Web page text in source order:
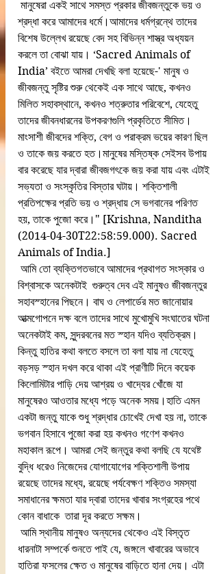
শ্রদ্ধা করে আমাদের ধর্মে।আমাদের ধর্মগ্রন্থে তাদের
বিশেষ উল্লেখ রয়েছে বেদ সহ বিভিন্ন শাস্ত্র অধ্যয়ন
করলে তা বোঝা যায়। ‘Sacred Animals of
India’ বইতে আমরা দেখছি বলা হয়েছে-' মানুষ ও
জীবজন্তু সৃষ্টির শুরু থেকেই এক সাথে আছে, কখনও
মিলিত সহাবস্থানে, কখনও শত্রুতার পরিবেশে, যেহেতু
তাদের জীবনধারনের উপকরণগুলি প্রকৃতিতে সীমিত।
মাংসাশী জীবদের শক্তি, বেগ ও পরাক্রম ভয়ের কারণ ছিল
ও তাকে জয় করতে হত।মানুষের মস্তিষ্ক সেইসব উপায়
বার করেছে যার দ্বারা জীবজগৎকে জয় করা যায় এবং এটাই
সভ্যতা ও সংস্কৃতির বিস্তার ঘটায়। শক্তিশালী
প্রতিপক্ষের প্রতি ভয় ও শ্রদ্ধায় সে ভগবানের পরিণত
হয়, তাকে পুজো করে।" [Krishna, Nanditha
(2014-04-30T22:58:59.000). Sacred
Animals of India.]
বিশ্বাসকে অনেকটাই  গুরুত্ব দেব এই মানুষও জীবজন্তুর
সহাবস্হানের পিছনে। বাঘ ও লেপার্ডের মত জানোয়ার
আত্মগোপনে দক্ষ বলে তাদের সাথে মুখোমুখি সংঘাতের ঘটনা
অনেকটাই কম, সুন্দরবনের মত স্হান যদিও ব্যতিক্রম।
কিন্তু হাতির কথা বলতে বসলে তা বলা যায় না যেহেতু
বড়সড় স্হান দখল করে থাকা এই প্রাণীটি দিনে কয়েক
কিলোমিটার পাড়ি দেয় আশ্রয় ও খাদ্যের খোঁজে যা
মানুষেরও আওতার মধ্যে পড়ে অনেক সময়।হাতি এমন
একটা জন্তু যাকে শুধু শ্রদ্ধার চোখেই দেখা হয় না, তাকে
ভগবান হিসাবে পুজো করা হয় কখনও গণেশ কখনও
মহাকাল রূপে। আমরা সেই জন্তুর কথা বলছি যে যথেষ্ট
বুদ্ধি ধরেও নিজেদের যোগাযোগের শক্তিশালী উপায়
রয়েছে তাদের মধ্যে, রয়েছে পর্যবেক্ষণ শক্তিও সমস্যা
সমাধানের ক্ষমতা যার দ্বারা তাদের খাবার সংগ্রহের পথে
কোন বাধাকে  তারা দূর করতে সক্ষম।
ধারনাটা সম্পর্কে শুনতে পাই যে, জঙ্গলে খাবারের অভাবে
হাতিরা ফসলের ক্ষেত ও মানুষের বাড়িতে হানা দেয়। এটা